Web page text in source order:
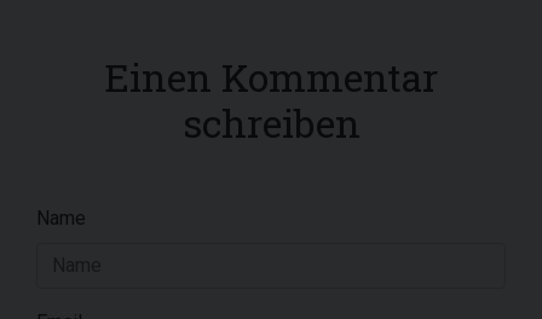
Einen Kommentar
schreiben
Name